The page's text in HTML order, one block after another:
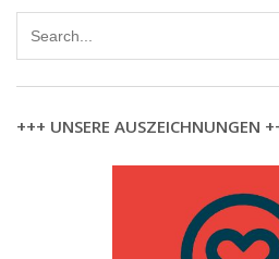
+++ UNSERE AUSZEICHNUNGEN